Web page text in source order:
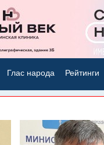
Глас народа Рейтинги